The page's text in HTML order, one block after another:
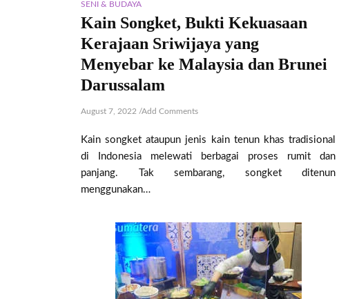
SENI & BUDAYA
Kain Songket, Bukti Kekuasaan
Kerajaan Sriwijaya yang
Menyebar ke Malaysia dan Brunei
Darussalam
August 7, 2022 /Add Comments
Kain songket ataupun jenis kain tenun khas tradisional
di Indonesia melewati berbagai proses rumit dan
panjang. Tak sembarang, songket ditenun
menggunakan…